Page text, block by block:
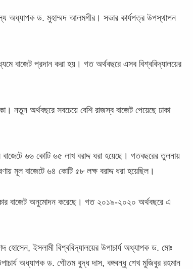
অধ্যাপক ড. মুহাম্মদ আলমগীর। সভার কার্যপত্র উপস্থাপন
বাজেট প্রদান করা হয়। গত অর্থবছরে এসব বিশ্ববিদ্যালয়ের
নতুন অর্থবছরে সবচেয়ে বেশি রাজস্ব বাজেট পেয়েছে ঢাকা
৬৬ কোটি ৬৫ লাখ বরাদ্দ ধরা হয়েছে। গতবছরের তুলনায়
মূল বাজেটে ৬৪ কোটি ৫৮ লক্ষ বরাদ্দ ধরা হয়েছিল।
বাজেট অনুমোদন করেছে। গত ২০১৯-২০২০ অর্থবছরে এ
ইসলামী বিশ্ববিদ্যালয়ের উপাচার্য অধ্যাপক ড. মোঃ
অধ্যাপক ড. গৌতম বুদ্ধ দাস, বঙ্গবন্ধু শেখ মুজিবুর রহমান